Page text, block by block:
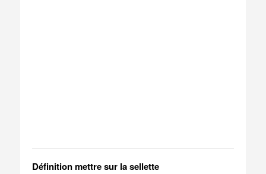
Définition mettre sur la sellette